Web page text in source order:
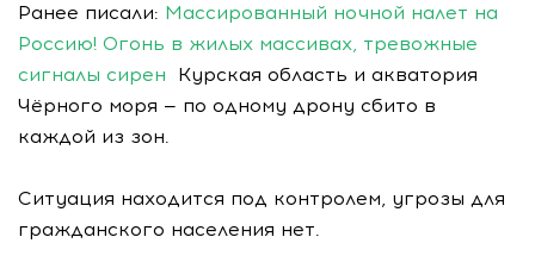
Ранее писали: Массированный ночной налет на
Россию! Огонь в жилых массивах, тревожные
сигналы сирен Курская область и акватория
Чёрного моря — по одному дрону сбито в
каждой из зон.
Ситуация находится под контролем, угрозы для
гражданского населения нет.